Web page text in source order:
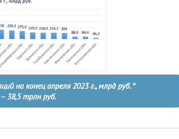
на конец апреля 2023 г., млрд руб. *
38,5 трлн руб.